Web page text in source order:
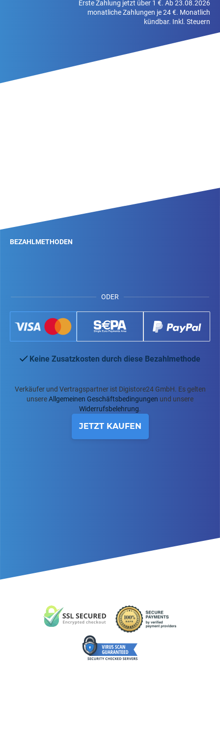
Erste Zahlung jetzt über 1 €. Ab 23.08.2026
monatliche Zahlungen je 24 €. Monatlich
kündbar. Inkl. Steuern
ODER
BEZAHLMETHODEN
Keine Zusatzkosten durch diese Bezahlmethode
Verkäufer und Vertragspartner ist Digistore24 GmbH. Es gelten
unsereAllgemeinen Geschäftsbedingungen und unsere
Widerrufsbelehrung.
JETZT KAUFEN